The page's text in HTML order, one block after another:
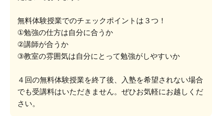
無料体験授業でのチェックポイントは３つ！
①勉強の仕方は自分に合うか
②講師が合うか
③教室の雰囲気は自分にとって勉強がしやすいか
４回の無料体験授業を終了後、入塾を希望されない場合
でも受講料はいただきません。ぜひお気軽にお越しくだ
さい。